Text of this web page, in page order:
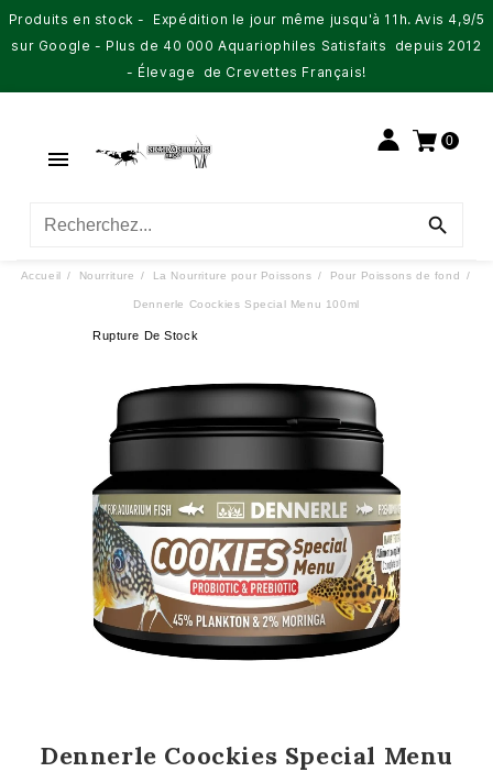
Produits en stock - Expédition le jour même jusqu'à 11h. Avis 4,9/5
sur Google - Plus de 40 000 Aquariophiles Satisfaits depuis 2012
- Élevage de Crevettes Français!

0

Accueil Nourriture La Nourriture pour Poissons Pour Poissons de fond
Dennerle Coockies Special Menu 100ml
Rupture De Stock
Dennerle Coockies Special Menu